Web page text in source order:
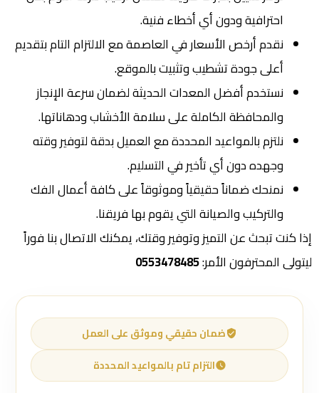
احترافية ودون أي أخطاء فنية.
نقدم أرخص الأسعار في العاصمة مع الالتزام التام بتقديم
أعلى جودة تشطيب وتثبيت بالموقع.
نستخدم أفضل المعدات الحديثة لضمان سرعة الإنجاز
والمحافظة الكاملة على سلامة الأخشاب ودهاناتها.
نلتزم بالمواعيد المحددة مع العميل بدقة لتوفير وقته
وجهده دون أي تأخير في التسليم.
نمنحك ضماناً حقيقياً وموثوقاً على كافة أعمال الفك
والتركيب والصيانة التي يقوم بها فريقنا.
إذا كنت تبحث عن التميز وتوفير وقتك، يمكنك الاتصال بنا فوراً
ليتولى المحترفون الأمر:0553478485
ضمان حقيقي وموثق على العمل
التزام تام بالمواعيد المحددة